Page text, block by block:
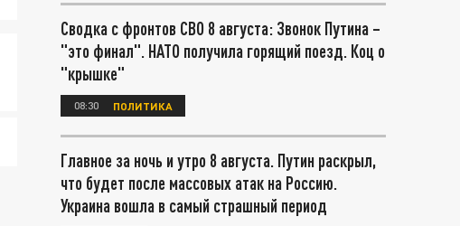
Сводка с фронтов СВО 8 августа: Звонок Путина –
"это финал". НАТО получила горящий поезд. Коц о
"крышке"
08:30 ПОЛИТИКА
Главное за ночь и утро 8 августа. Путин раскрыл,
что будет после массовых атак на Россию.
Украина вошла в самый страшный период